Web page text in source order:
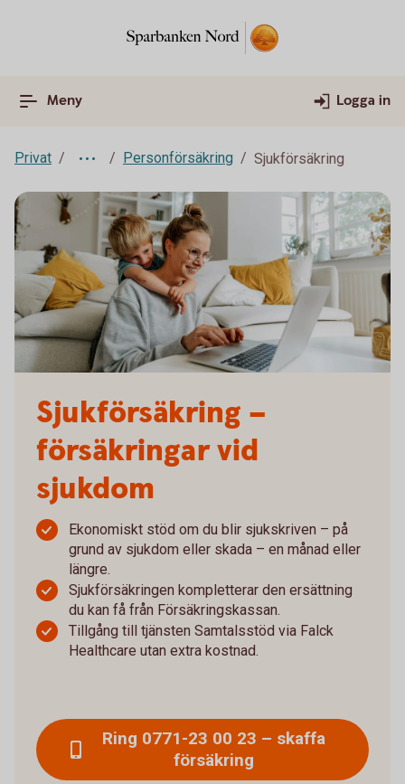
Meny Logga in
Privat Personförsäkring Sjukförsäkring
Sjukförsäkring –
försäkringar vid
sjukdom
Ekonomiskt stöd om du blir sjukskriven – på
grund av sjukdom eller skada – en månad eller
längre.
Sjukförsäkringen kompletterar den ersättning
du kan få från Försäkringskassan.
Tillgång till tjänsten Samtalsstöd via Falck
Healthcare utan extra kostnad.
Ring 0771-23 00 23 – skaffa
försäkring